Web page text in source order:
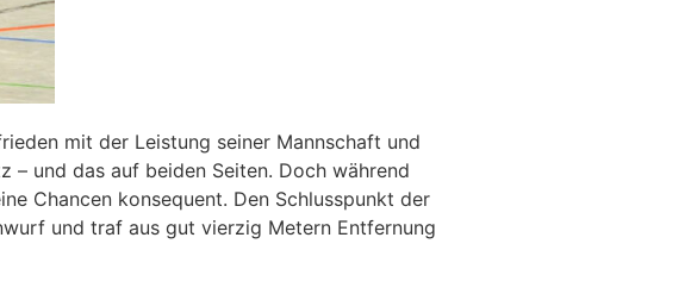
mit der Leistung seiner Mannschaft und
und das auf beiden Seiten. Doch während
Chancen konsequent. Den Schlusspunkt der
und traf aus gut vierzig Metern Entfernung